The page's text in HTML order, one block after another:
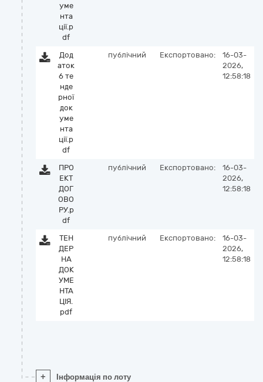
уме
нта
ції.p
df
Дод
аток
6 те
нде
рної
док
уме
нта
ції.p
df
публічний Експортовано:
16-03-
2026,
12:58:18
ПРО
ЕКТ
ДОГ
ОВО
РУ.p
df
публічний Експортовано:
16-03-
2026,
12:58:18
ТЕН
ДЕР
НА
ДОК
УМЕ
НТА
ЦІЯ.
pdf
публічний Експортовано:
16-03-
2026,
12:58:18
+ Інформація по лоту